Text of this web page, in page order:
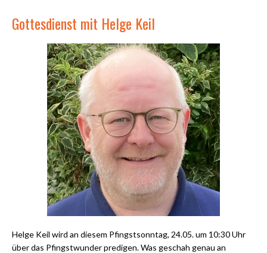
Gottesdienst mit Helge Keil
Helge Keil wird an diesem Pfingstsonntag, 24.05. um 10:30 Uhr
über das Pfingstwunder predigen. Was geschah genau an